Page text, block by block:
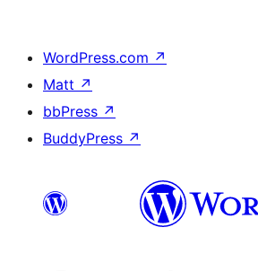
WordPress.com ↗
Matt ↗
bbPress ↗
BuddyPress ↗